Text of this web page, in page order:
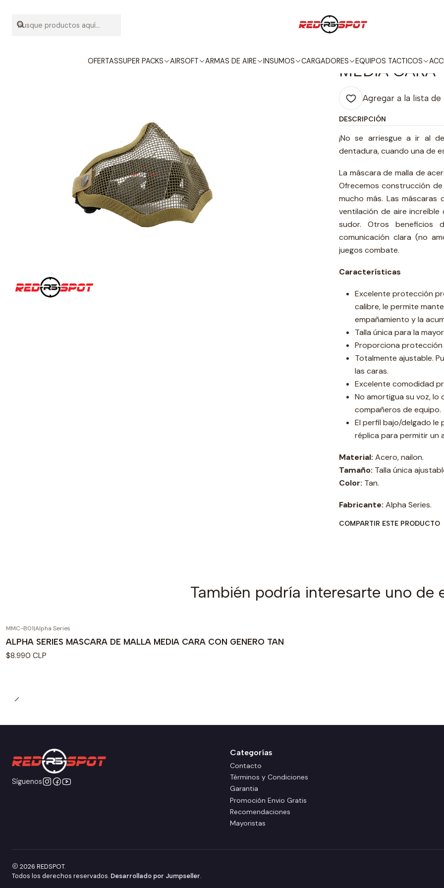
OFERTASSUPER PACKS AIRSOFT ARMAS DE AIRE INSUMOS CARGADORES EQUIPOS TACTICOS
ALPHA
MEDIA CARA
Agregar a la lista
DESCRIPCIÓN
¡No se arriesgue a ir al
dentadura, cuando una de
La máscara de malla de
Ofrecemos construcción
mucho más. Las
ventilación de aire
sudor. Otros beneficios
comunicación clara (no
juegos combate.
Características
Excelente protección
calibre, le permite
empañamiento y la
Talla única para la
Proporciona protección
Totalmente ajustable.
las caras.
Excelente comodidad
No amortigua su voz,
compañeros de equipo.
El perfil bajo/delgado le
réplica para permitir un
Material: Acero, nailon.
Tamaño: Talla única
Color: Tan.
Fabricante: Alpha Series.
COMPARTIR ESTE PRODUCTO
También podría interesarte uno de
MMC-B01|Alpha Series
ALPHA SERIES MASCARA DE MALLA MEDIA CARA CON GENERO TAN
$8.990 CLP
Síguenos
Categorías
Contacto
Términos y Condiciones
Garantia
Promoción Envio Gratis
Recomendaciones
Mayoristas
2026 REDSPOT.
Todos los derechos reservados. Desarrollado por Jumpseller.